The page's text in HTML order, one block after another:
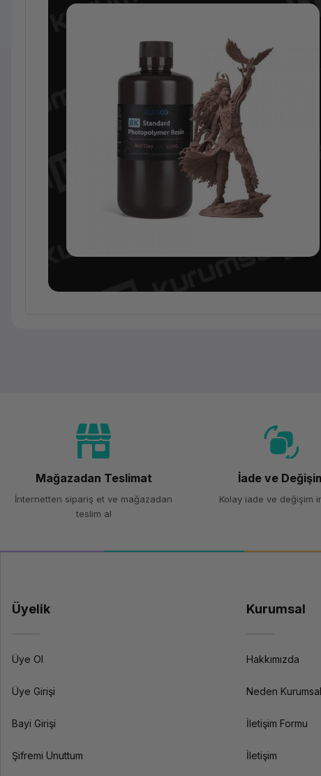
Model
Renk
Ağırlık
Mağazadan Teslimat
İnternetten sipariş et ve mağazadan
teslim al
İade ve
Kolay iade ve değişim
Üyelik
Üye Ol
Üye Girişi
Bayi Girişi
Şifremi Unuttum
Kurumsal
Hakkımızda
Neden
İletişim Formu
İletişim